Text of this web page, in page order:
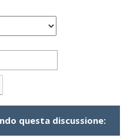
questa discussione: